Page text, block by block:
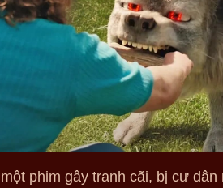
phim gây tranh cãi, bị cư dân